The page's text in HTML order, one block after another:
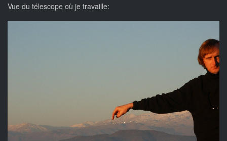
Vue du télescope où je travaille: